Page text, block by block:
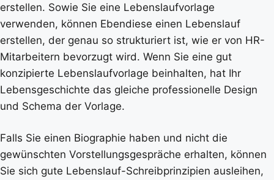
erstellen. Sowie Sie eine Lebenslaufvorlage
verwenden, können Ebendiese einen Lebenslauf
erstellen, der genau so strukturiert ist, wie er von HR-
Mitarbeitern bevorzugt wird. Wenn Sie eine gut
konzipierte Lebenslaufvorlage beinhalten, hat Ihr
Lebensgeschichte das gleiche professionelle Design
und Schema der Vorlage.
Falls Sie einen Biographie haben und nicht die
gewünschten Vorstellungsgespräche erhalten, können
Sie sich gute Lebenslauf-Schreibprinzipien ausleihen,